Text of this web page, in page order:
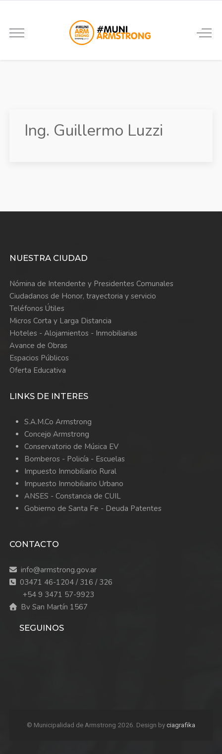
Ing. Guillermo Luzzi
NUESTRA CIUDAD
Nómina de Intendente y Presidentes Comunales
Ciudadanos de Honor, trayectoria y servicio
Teléfonos Útiles
Micros Corta y Larga Distancia
Hoteles - Alojamientos - Inmobiliarias
Avance de Obras
Espacios Públicos
Oferta Educativa
LINKS DE INTERES
S.A.M.Co Armstrong
Concejo Armstrong
Conservatorio de Música EV
Bomberos - Policía - Escuelas
Impuesto Inmobiliario Rural
Impuesto Inmobiliario Urbano
ANSES - Constancia de CUIL
Gobierno de Santa Fe - Deuda Patentes
CONTACTO
info@armstrong.gov.ar
03471 46-1204 / 316 / 326
+54 9 3471 57-9923
Bv San Martín 1567
SEGUINOS
© Municipalidad de Armstrong 2026. Design byciagrafika